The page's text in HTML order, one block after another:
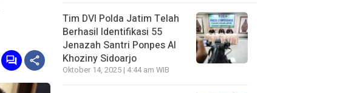
Tim DVI Polda Jatim Telah
Berhasil Identifikasi 55
Jenazah Santri Ponpes Al
Khoziny Sidoarjo
Oktober 14, 2025 | 4:44 am WIB